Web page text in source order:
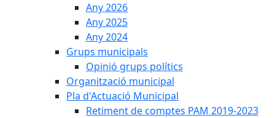
Any 2026
Any 2025
Any 2024
Grups municipals
Opinió grups polítics
Organització municipal
Pla d'Actuació Municipal
Retiment de comptes PAM 2019-2023